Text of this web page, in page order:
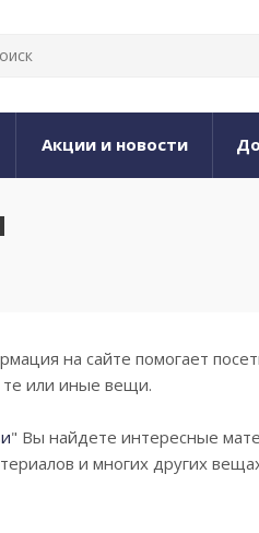
Акции и новости
на сайте помогает
или иные вещи.
" Вы найдете интересные
и многих других